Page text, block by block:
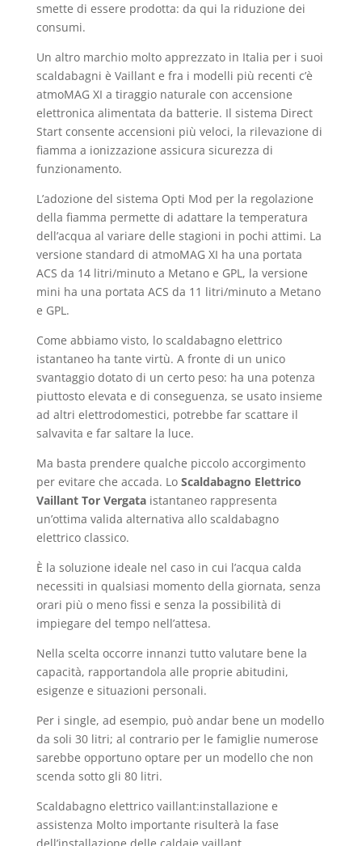
smette di essere prodotta: da qui la riduzione dei
consumi.
Un altro marchio molto apprezzato in Italia per i suoi
scaldabagni è Vaillant e fra i modelli più recenti c’è
atmoMAG XI a tiraggio naturale con accensione
elettronica alimentata da batterie. Il sistema Direct
Start consente accensioni più veloci, la rilevazione di
fiamma a ionizzazione assicura sicurezza di
funzionamento.
L’adozione del sistema Opti Mod per la regolazione
della fiamma permette di adattare la temperatura
dell’acqua al variare delle stagioni in pochi attimi. La
versione standard di atmoMAG XI ha una portata
ACS da 14 litri/minuto a Metano e GPL, la versione
mini ha una portata ACS da 11 litri/minuto a Metano
e GPL.
Come abbiamo visto, lo scaldabagno elettrico
istantaneo ha tante virtù. A fronte di un unico
svantaggio dotato di un certo peso: ha una potenza
piuttosto elevata e di conseguenza, se usato insieme
ad altri elettrodomestici, potrebbe far scattare il
salvavita e far saltare la luce.
Ma basta prendere qualche piccolo accorgimento
per evitare che accada. Lo Scaldabagno Elettrico
Vaillant Tor Vergataistantaneo rappresenta
un’ottima valida alternativa allo scaldabagno
elettrico classico.
È la soluzione ideale nel caso in cui l’acqua calda
necessiti in qualsiasi momento della giornata, senza
orari più o meno fissi e senza la possibilità di
impiegare del tempo nell’attesa.
Nella scelta occorre innanzi tutto valutare bene la
capacità, rapportandola alle proprie abitudini,
esigenze e situazioni personali.
Per i single, ad esempio, può andar bene un modello
da soli 30 litri; al contrario per le famiglie numerose
sarebbe opportuno optare per un modello che non
scenda sotto gli 80 litri.
Scaldabagno elettrico vaillant:installazione e
assistenza Molto importante risulterà la fase